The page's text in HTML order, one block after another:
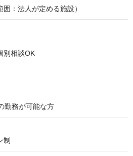
：法人が定める施設）
別相談OK
勤務が可能な方
制